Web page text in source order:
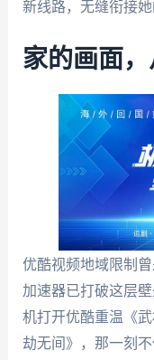
新线路，无缝衔接她
家的画面
优酷视频地域限制
加速器已打破这层
机打开优酷重温《
劫无间》，那一刻